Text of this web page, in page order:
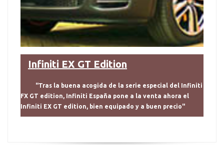
Infiniti EX GT Edition
"Tras la buena acogida de la serie especial del Infiniti
FX GT edition, Infiniti España pone a la venta ahora el
Infiniti EX GT edition, bien equipado y a buen precio"